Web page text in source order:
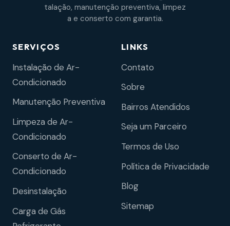
talação, manutenção preventiva, limpez
a e conserto com garantia.
SERVIÇOS
Instalação de Ar-
Condicionado
Manutenção Preventiva
Limpeza de Ar-
Condicionado
Conserto de Ar-
Condicionado
Desinstalação
Carga de Gás
LINKS
Contato
Sobre
Bairros Atendidos
Seja um Parceiro
Termos de Uso
Política de Privacidade
Blog
Sitemap